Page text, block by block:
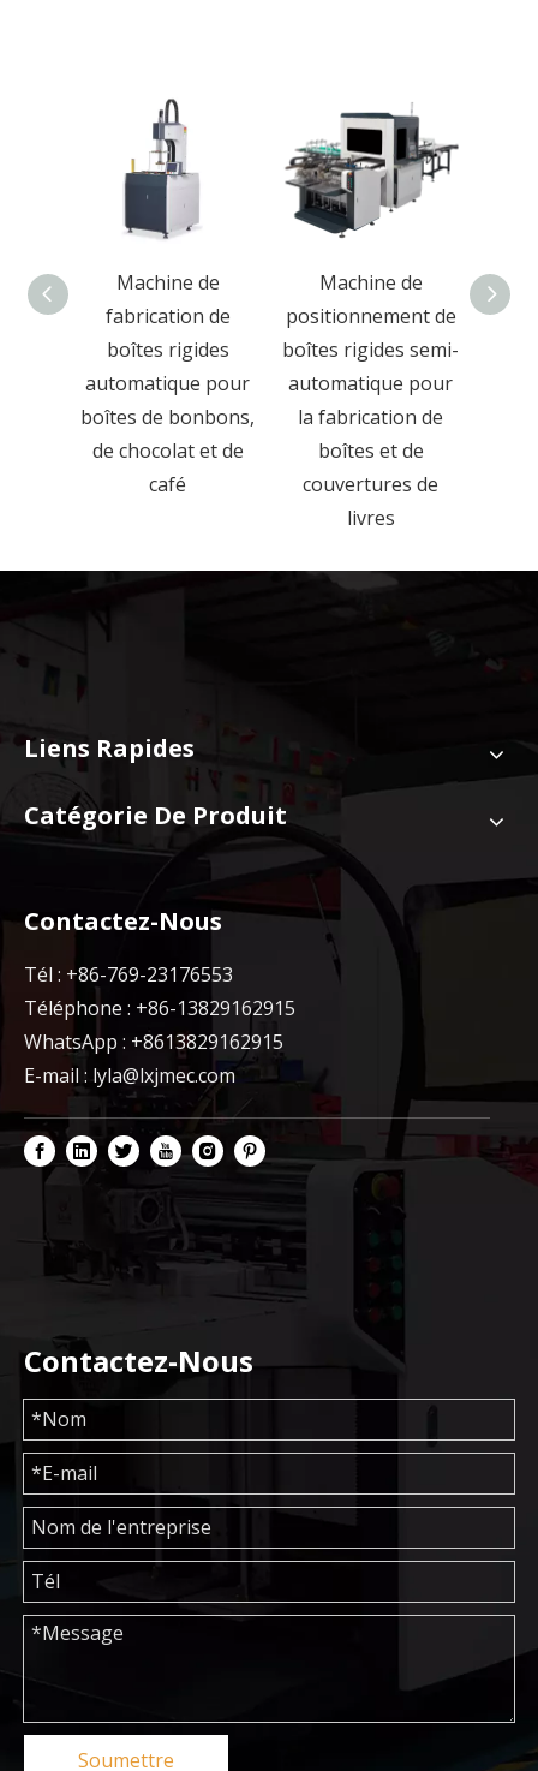
Machine de
positionnement de
boîtes rigides semi-
automatique pour
la fabrication de
boîtes et de
couvertures de
Machine de collage
automatique de
boîtes rigides pour
doublure de boîte
de jeu
de
Liens Rapides
Catégorie De Produit
Contactez-Nous
Tél : +86-769-23176553
Téléphone : +86-13829162915
WhatsApp : +8613829162915
E-mail : lyla@lxjmec.com
Contactez-Nous
Soumettre